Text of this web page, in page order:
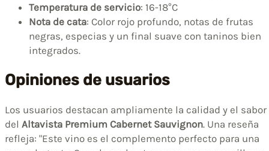
Temperatura de servicio: 16-18°C
Nota de cata: Color rojo profundo, notas de frutas
negras, especias y un final suave con taninos bien
integrados.
Opiniones de usuarios
Los usuarios destacan ampliamente la calidad y el sabor
del Altavista Premium Cabernet Sauvignon. Una reseña
refleja: "Este vino es el complemento perfecto para una